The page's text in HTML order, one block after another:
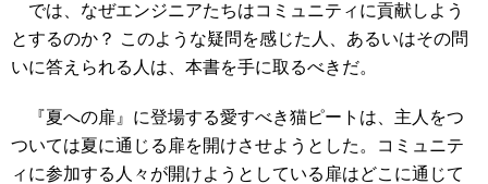
では、なぜエンジニアたちはコミュニティに貢献しよう
とするのか？ このような疑問を感じた人、あるいはその問
いに答えられる人は、本書を手に取るべきだ。
『夏への扉』に登場する愛すべき猫ピートは、主人をつ
ついては夏に通じる扉を開けさせようとした。コミュニテ
ィに参加する人々が開けようとしている扉はどこに通じて